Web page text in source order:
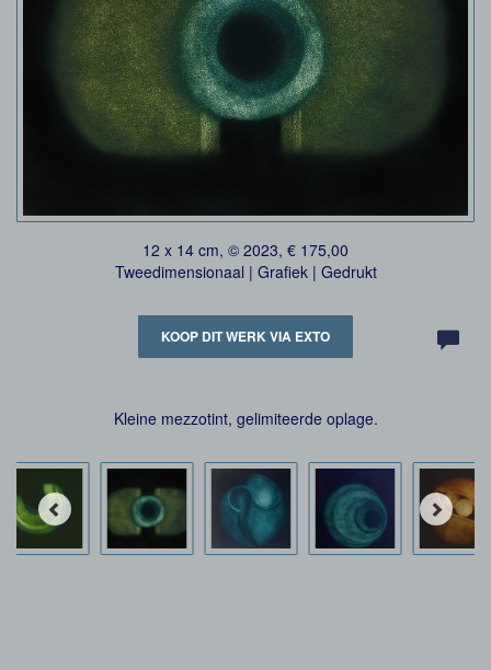
12 x 14 cm, © 2023, € 175,00
Tweedimensionaal | Grafiek | Gedrukt
KOOP DIT WERK VIA EXTO
Kleine mezzotint, gelimiteerde oplage.